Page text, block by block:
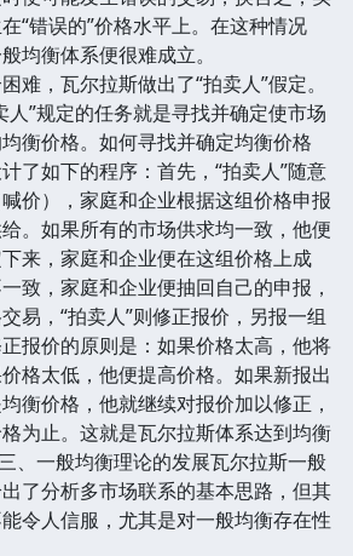
“错误的”价格水平上。在这种情况
均衡体系便很难成立。
，瓦尔拉斯做出了“拍卖人”假定。
人”规定的任务就是寻找并确定使市场
衡价格。如何寻找并确定均衡价格
了如下的程序：首先，“拍卖人”随意
价），家庭和企业根据这组价格申报
。如果所有的市场供求均一致，他便
来，家庭和企业便在这组价格上成
致，家庭和企业便抽回自己的申报，
易，“拍卖人”则修正报价，另报一组
报价的原则是：如果价格太高，他将
格太低，他便提高价格。如果新报出
衡价格，他就继续对报价加以修正，
为止。这就是瓦尔拉斯体系达到均衡
、一般均衡理论的发展瓦尔拉斯一般
了分析多市场联系的基本思路，但其
令人信服，尤其是对一般均衡存在性